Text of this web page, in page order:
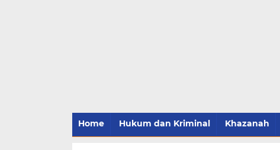
Home Hukum dan Kriminal Khazanah